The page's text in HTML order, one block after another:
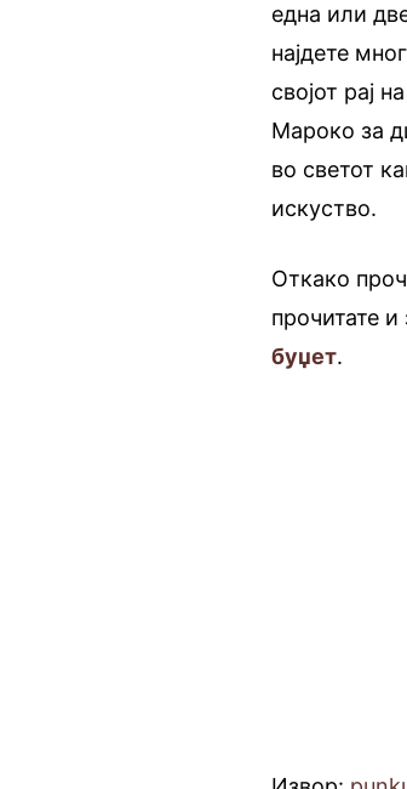
една или
најдете
својот рај
Мароко за
во светот
искуство.
Откако
прочитате
буџет.